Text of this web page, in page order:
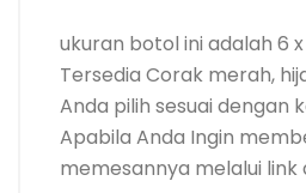
ukuran botol ini adalah 6 x
Tersedia Corak merah,
Anda pilih sesuai dengan
Apabila Anda Ingin
memesannya melalui link